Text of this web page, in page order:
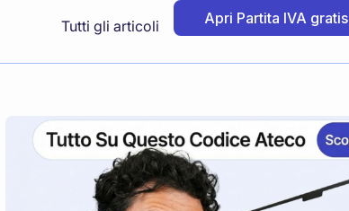
Tutti gli articoli Apri Partita IVA gratis